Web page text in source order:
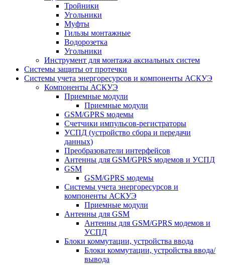
Тройники
Угольники
Муфты
Гильзы монтажные
Водорозетка
Угольники
Инструмент для монтажа аксиальных систем
Системы защиты от протечки
Системы учета энергоресурсов и компоненты АСКУЭ
Компоненты АСКУЭ
Приемные модули
Приемные модули
GSM/GPRS модемы
Счетчики импульсов-регистраторы
УСПД (устройство сбора и передачи
данных)
Преобразователи интерфейсов
Антенны для GSM/GPRS модемов и УСПД
GSM
GSM/GPRS модемы
Системы учета энергоресурсов и
компоненты АСКУЭ
Приемные модули
Антенны для GSM
Антенны для GSM/GPRS модемов и
УСПД
Блоки коммутации, устройства ввода
Блоки коммутации, устройства ввода/
вывода